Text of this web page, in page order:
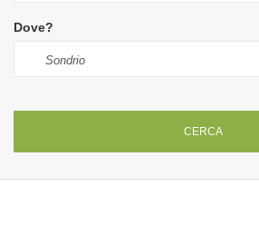
Dove?
CERCA